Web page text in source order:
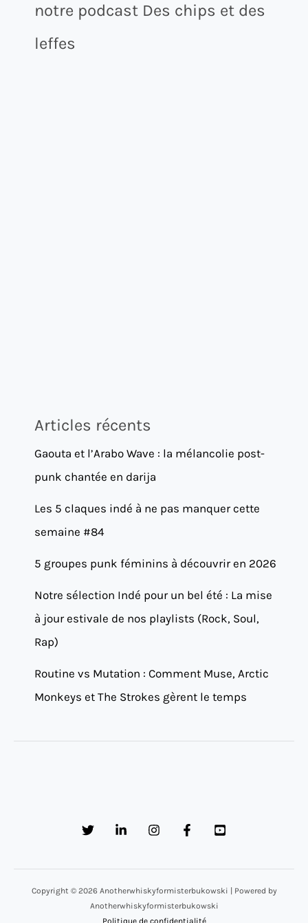
notre podcast Des chips et des
leffes
Articles récents
Gaouta et l’Arabo Wave : la mélancolie post-
punk chantée en darija
Les 5 claques indé à ne pas manquer cette
semaine #84
5 groupes punk féminins à découvrir en 2026
Notre sélection Indé pour un bel été : La mise
à jour estivale de nos playlists (Rock, Soul,
Rap)
Routine vs Mutation : Comment Muse, Arctic
Monkeys et The Strokes gèrent le temps
Copyright © 2026 Anotherwhiskyformisterbukowski | Powered by
Anotherwhiskyformisterbukowski
Politique de confidentialité